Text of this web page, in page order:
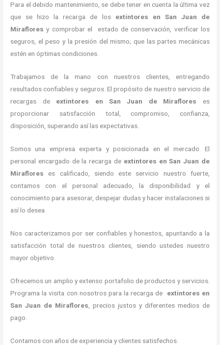
Para el debido mantenimiento, se debe tener en cuenta la última vez
que se hizo la recarga de los extintores en San Juan de
Mirafloresy comprobar el estado de conservación, verificar los
seguros, el peso y la presión del mismo; que las partes mecánicas
estén en óptimas condiciones.
Trabajamos de la mano con nuestros clientes, entregando
resultados confiables y seguros. El propósito de nuestro servicio de
recargas de extintores en San Juan de Miraflores es
proporcionar satisfacción total, compromiso, confianza,
disposición, superando así las expectativas.
Somos una empresa experta y posicionada en el mercado. El
personal encargado de la recarga de extintores en San Juan de
Miraflores es calificado, siendo este servicio nuestro fuerte,
contamos con el personal adecuado, la disponibilidad y el
conocimiento para asesorar, despejar dudas y hacer instalaciones si
así lo desea.
Nos caracterizamos por ser confiables y honestos, apuntando a la
satisfacción total de nuestros clientes, siendo ustedes nuestro
mayor objetivo.
Ofrecemos un amplio y extenso portafolio de productos y servicios.
Programa la visita con nosotros para la recarga de extintores en
San Juan de Miraflores , precios justos y diferentes medios de
pago.
Contamos con años de experiencia y clientes satisfechos.